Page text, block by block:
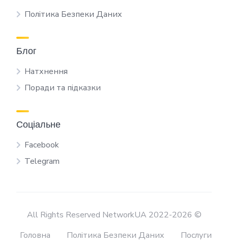
Політика Безпеки Даних
Блог
Натхнення
Поради та підказки
Соціальне
Facebook
Telegram
All Rights Reserved NetworkUA 2022-2026 ©
Головна
Політика Безпеки Даних
Послуги